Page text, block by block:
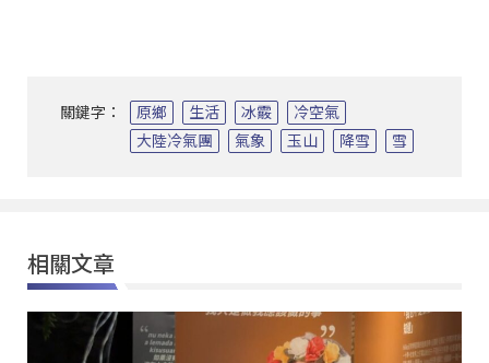
關鍵字： 原鄉 生活 冰霰
冷空氣
大陸冷氣團
氣象 玉山 降雪 雪
相關文章